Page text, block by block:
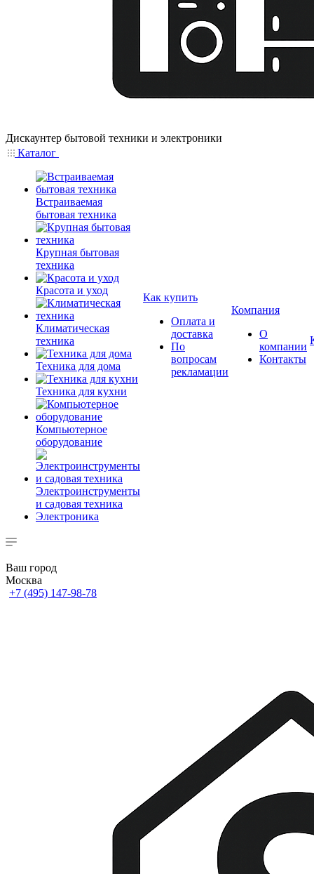
Дискаунтер бытовой техники и электроники
Каталог
Встраиваемая
бытовая техника
Крупная бытовая
техника
Красота и уход
Климатическая
техника
Техника для дома
Техника для кухни
Компьютерное
оборудование
Электроинструменты
и садовая техника
Электроника
Как купить
Оплата и
доставка
По
вопросам
рекламации
Компания
О
компании
Контакты
Ваш город
Москва
+7 (495) 147-98-78